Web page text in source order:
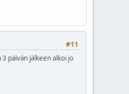
#11
päivän jälkeen alkoi jo